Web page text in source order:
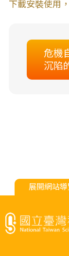
下載安裝使用
危機
沉陷
展開網站導